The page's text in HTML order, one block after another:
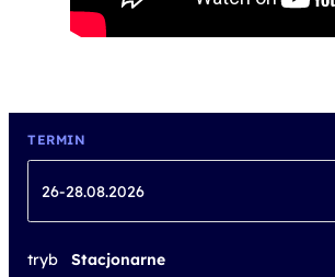
TERMIN
26-28.08.2026
tryb
Stacjonarne